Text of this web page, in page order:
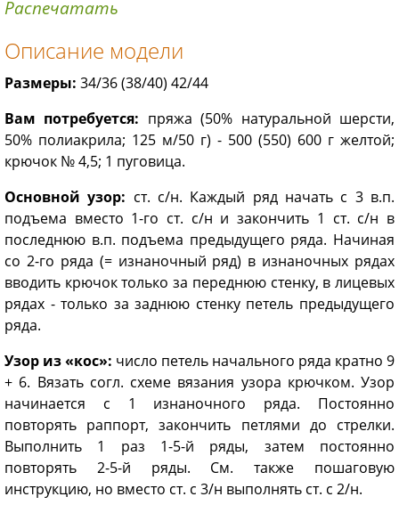
Распечатать
Описание модели
Размеры: 34/36 (38/40) 42/44
Вам потребуется: пряжа (50% натуральной шерсти,
50% полиакрила; 125 м/50 г) - 500 (550) 600 г желтой;
крючок № 4,5; 1 пуговица.
Основной узор: ст. с/н. Каждый ряд начать с 3 в.п.
подъема вместо 1-го ст. с/н и закончить 1 ст. с/н в
последнюю в.п. подъема предыдущего ряда. Начиная
со 2-го ряда (= изнаночный ряд) в изнаночных рядах
вводить крючок только за переднюю стенку, в лицевых
рядах - только за заднюю стенку петель предыдущего
ряда.
Узор из «кос»: число петель начального ряда кратно 9
+ 6. Вязать согл. схеме вязания узора крючком. Узор
начинается с 1 изнаночного ряда. Постоянно
повторять раппорт, закончить петлями до стрелки.
Выполнить 1 раз 1-5-й ряды, затем постоянно
повторять 2-5-й ряды. См. также пошаговую
инструкцию, но вместо ст. с 3/н выполнять ст. с 2/н.